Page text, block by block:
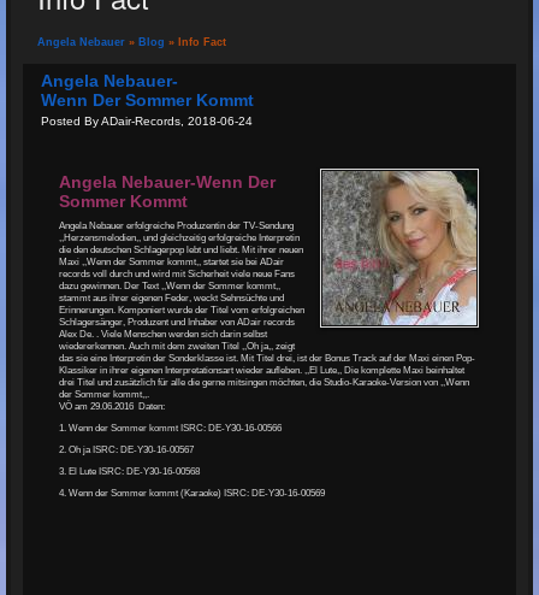
Angela Nebauer » Blog » Info Fact
Angela Nebauer-
Wenn Der Sommer Kommt
Posted By ADair-Records, 2018-06-24
Angela Nebauer-Wenn Der
Sommer Kommt
Angela Nebauer erfolgreiche Produzentin der TV-Sendung
,,Herzensmelodien,, und gleichzeitig erfolgreiche Interpretin
die den deutschen Schlagerpop lebt und liebt. Mit ihrer neuen
Maxi ,,Wenn der Sommer kommt,, startet sie bei ADair
records voll durch und wird mit Sicherheit viele neue Fans
dazu gewinnen. Der Text ,,Wenn der Sommer kommt,,
stammt aus ihrer eigenen Feder, weckt Sehnsüchte und
Erinnerungen. Komponiert wurde der Titel vom erfolgreichen
Schlagersänger, Produzent und Inhaber von ADair records
Alex De. . Viele Menschen werden sich darin selbst
wiedererkennen. Auch mit dem zweiten Titel ,,Oh ja,, zeigt
das sie eine Interpretin der Sonderklasse ist. Mit Titel drei, ist der Bonus Track auf der Maxi einen Pop-
Klassiker in ihrer eigenen Interpretationsart wieder aufleben. ,,El Lute,, Die komplette Maxi beinhaltet
drei Titel und zusätzlich für alle die gerne mitsingen möchten, die Studio-Karaoke-Version von ,,Wenn
der Sommer kommt,,.
VÖ am 29.06.2016 Daten:
1. Wenn der Sommer kommt ISRC: DE-Y30-16-00566
2. Oh ja ISRC: DE-Y30-16-00567
3. El Lute ISRC: DE-Y30-16-00568
4. Wenn der Sommer kommt (Karaoke) ISRC: DE-Y30-16-00569